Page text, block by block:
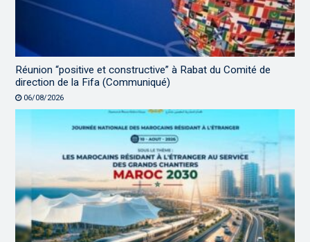
Réunion “positive et constructive” à Rabat du Comité de
direction de la Fifa (Communiqué)
06/08/2026